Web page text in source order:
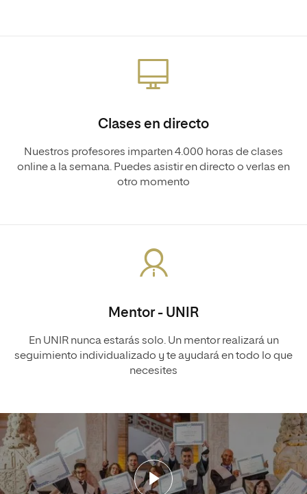
Clases en directo
Nuestros profesores imparten 4.000 horas de clases
online a la semana. Puedes asistir en directo o verlas en
otro momento
Mentor - UNIR
En UNIR nunca estarás solo. Un mentor realizará un
seguimiento individualizado y te ayudará en todo lo que
necesites